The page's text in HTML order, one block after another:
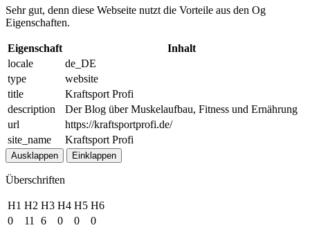
Sehr gut, denn diese Webseite nutzt die Vorteile aus den Og
Eigenschaften.
Eigenschaft
Inhalt
locale
de_DE
type
website
title
Kraftsport Profi
description
Der Blog über Muskelaufbau, Fitness und Ernährung
url
https://kraftsportprofi.de/
site_name
Kraftsport Profi
Ausklappen Einklappen
Überschriften
H1 H2 H3 H4 H5 H6
0
11 6 0 0 0